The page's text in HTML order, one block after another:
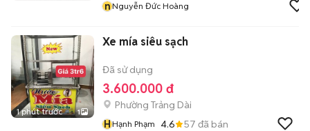
nNguyễn Đức Hoàng
1 phút trước 1
Xe mía siêu sạch
Đã sử dụng
3.600.000 đ
Phường Trảng Dài
HHạnh Phạm 4.6 57 đã bán